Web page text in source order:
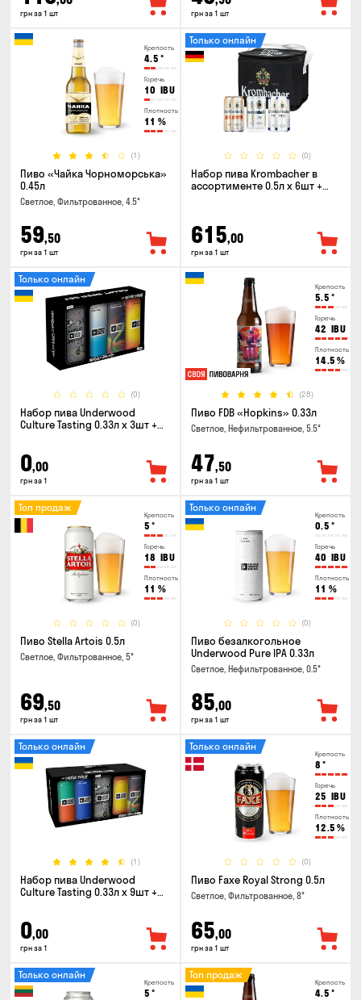
грн за 1 шт грн за 1 шт
Крепость
4.5 °
Горечь
10 IBU
Плотность
11 %
(1)
Пиво «Чайка Чорноморська»
0.45л
Светлое, Фильтрованное, 4.5°
59,50
грн за 1 шт
(0)
Только онлайн
Набор пива Krombacher в
ассортименте 0.5л х 6шт +
615,00
грн за 1 шт
(0)
Только онлайн
Набор пива Underwood
Culture Tasting 0.33л x 3шт +
0,00
грн за 1
Крепость
5.5 °
Горечь
42 IBU
Плотность
14.5 %
(28)
Пиво FDB «Hopkins» 0.33л
Светлое, Нефильтрованное, 5.5°
47,50
грн за 1 шт
Крепость
5 °
Горечь
18 IBU
Плотность
11 %
(0)
Топ продаж
Пиво Stella Artois 0.5л
Светлое, Фильтрованное, 5°
69,50
грн за 1 шт
Крепость
0.5 °
Горечь
40 IBU
Плотность
11 %
(0)
Только онлайн
Пиво безалкогольное
Underwood Pure IPA 0.33л
Светлое, Нефильтрованное, 0.5°
85,00
грн за 1 шт
(1)
Только онлайн
Набор пива Underwood
Culture Tasting 0.33л x 9шт +
0,00
грн за 1
Крепость
8 °
Горечь
25 IBU
Плотность
12.5 %
(0)
Только онлайн
Пиво Faxe Royal Strong 0.5л
Светлое, Фильтрованное, 8°
65,00
грн за 1 шт
Крепость
5 °
Только онлайн
Крепость
4.5 °
Топ продаж